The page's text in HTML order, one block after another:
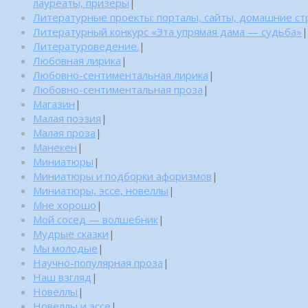
Литературные проекты: порталы, сайты, домашние
Литературный конкурс «Эта упрямая дама — судьба» |
Литературоведение. |
Любовная лирика |
Любовно-сентиментальная лирика |
Любовно-сентиментальная проза |
Магазин |
Малая поэзия |
Малая проза |
Манекен |
Миниатюры |
Миниатюры и подборки афоризмов |
Миниатюры, эссе, новеллы |
Мне хорошо |
Мой сосед — волшебник|
Мудрые сказки |
Мы молодые |
Научно-популярная проза |
Наш взгляд |
Новеллы |